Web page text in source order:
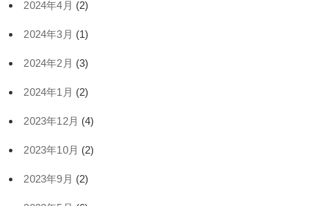
2024年4月 (2)
2024年3月 (1)
2024年2月 (3)
2024年1月 (2)
2023年12月 (4)
2023年10月 (2)
2023年9月 (2)